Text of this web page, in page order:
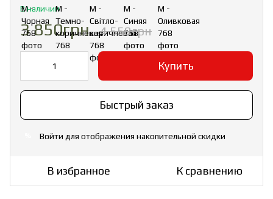
В наличии
3 850грн 4 550грн
Купить
Быстрый заказ
Войти для отображения накопительной скидки
В избранное К сравнению